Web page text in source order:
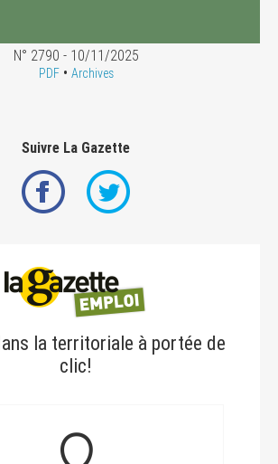
N° 2790 - 10/11/2025
PDF• Archives
Suivre La Gazette
la territoriale à portée de
clic!